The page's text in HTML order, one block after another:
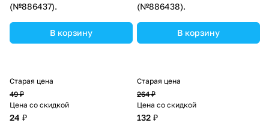
(№886437).
В корзину
(№886438).
В корзину
Старая цена
49 ₽
Цена со скидкой
24 ₽
Старая цена
264 ₽
Цена со скидкой
132 ₽